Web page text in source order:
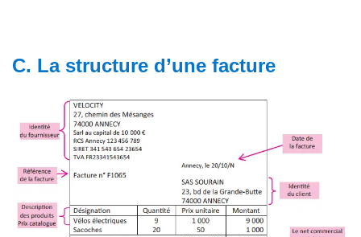
C. La structure d’une facture